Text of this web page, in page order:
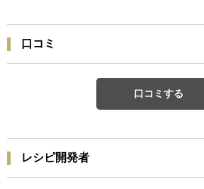
口コミ
口コミする
レシピ開発者